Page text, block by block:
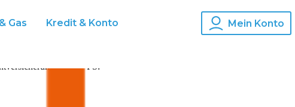
Gas Kredit & Konto Mein Konto
für157PS: